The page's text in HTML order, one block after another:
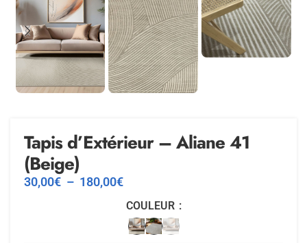
Tapis d’Extérieur – Aliane 41
(Beige)
30,00€ – 180,00€
COULEUR